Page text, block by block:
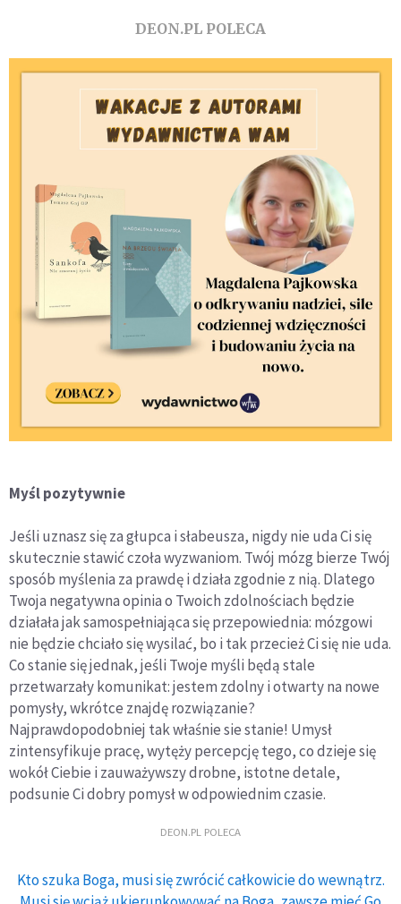
DEON.PL POLECA
Myśl pozytywnie
Jeśli uznasz się za głupca i słabeusza, nigdy nie uda Ci się
skutecznie stawić czoła wyzwaniom. Twój mózg bierze Twój
sposób myślenia za prawdę i działa zgodnie z nią. Dlatego
Twoja negatywna opinia o Twoich zdolnościach będzie
działała jak samospełniająca się przepowiednia: mózgowi
nie będzie chciało się wysilać, bo i tak przecież Ci się nie uda.
Co stanie się jednak, jeśli Twoje myśli będą stale
przetwarzały komunikat: jestem zdolny i otwarty na nowe
pomysły, wkrótce znajdę rozwiązanie?
Najprawdopodobniej tak właśnie sie stanie! Umysł
zintensyfikuje pracę, wytęży percepcję tego, co dzieje się
wokół Ciebie i zauważywszy drobne, istotne detale,
podsunie Ci dobry pomysł w odpowiednim czasie.
DEON.PL POLECA
Kto szuka Boga, musi się zwrócić całkowicie do wewnątrz.